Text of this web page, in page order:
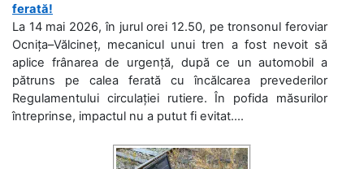
ferată!
La 14 mai 2026, în jurul orei 12.50, pe tronsonul feroviar
Ocnița–Vălcineț, mecanicul unui tren a fost nevoit să
aplice frânarea de urgență, după ce un automobil a
pătruns pe calea ferată cu încălcarea prevederilor
Regulamentului circulației rutiere. În pofida măsurilor
întreprinse, impactul nu a putut fi evitat....